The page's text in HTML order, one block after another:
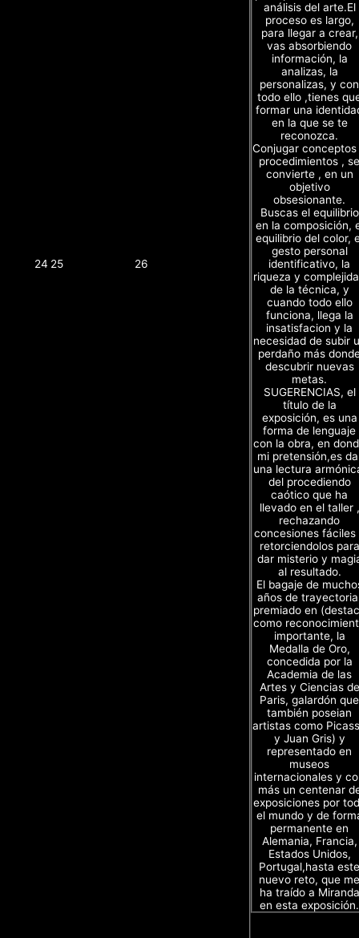
24 25 26
análisis del arte.El
proceso es largo,
para llegar a crear,
vas absorbiendo
información, la
analizas, la
personalizas, y con
todo ello ,tienes
formar una
en la que se te
reconozca.
Conjugar
procedimientos , se
convierte , en un
objetivo
obsesionante.
Buscas el equilibrio
en la composición,
equilibrio del color,
gesto personal
identificativo, la
riqueza y
de la técnica, y
cuando todo ello
funciona, llega la
insatisfacion y la
necesidad de subir
perdaño más
descubrir nuevas
metas.
SUGERENCIAS, el
título de la
exposición, es una
forma de lenguaje
con la obra, en
mi pretensión,es
una lectura
del procediendo
caótico que ha
llevado en el taller ,
rechazando
concesiones fáciles
retorciendolos para
dar misterio y
al resultado.
El bagaje de
años de
premiado en
como
importante, la
Medalla de Oro,
concedida por la
Academia de las
Artes y Ciencias de
Paris, galardón que
también poseian
artistas como
y Juan Gris) y
representado en
museos
internacionales y
más un centenar
exposiciones por
el mundo y de
permanente en
Alemania, Francia,
Estados Unidos,
Portugal,hasta este
nuevo reto, que me
ha traído a Miranda
en esta exposición.